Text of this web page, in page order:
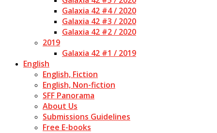
Galaxia 42 #4 / 2020
Galaxia 42 #3 / 2020
Galaxia 42 #2 / 2020
2019
Galaxia 42 #1 / 2019
English
English, Fiction
English, Non-fiction
SFF Panorama
About Us
Submissions Guidelines
Free E-books